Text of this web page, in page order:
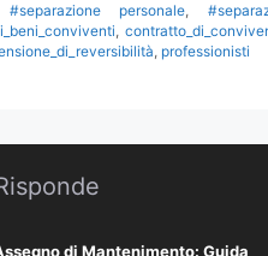
#separazione personale,
,
, professionisti
di Mantenimento: Guida